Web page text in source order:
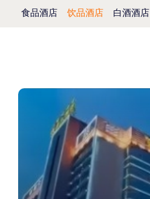
食品酒店 饮品酒店 白酒酒店